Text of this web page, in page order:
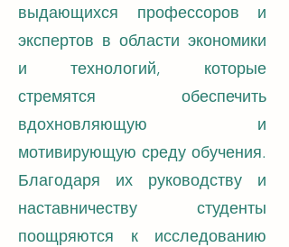
выдающихся профессоров и
экспертов в области экономики
и технологий, которые
стремятся обеспечить
вдохновляющую и
мотивирующую среду обучения.
Благодаря их руководству и
наставничеству студенты
поощряются к исследованию